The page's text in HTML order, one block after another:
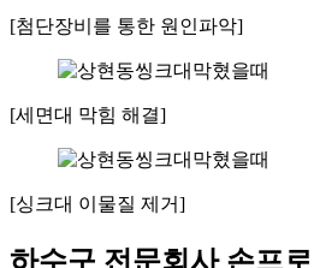
[첨단장비를 통한 원인파악]
[세면대 막힘 해결]
[싱크대 이물질 제거]
하수구 전문회사 손프로